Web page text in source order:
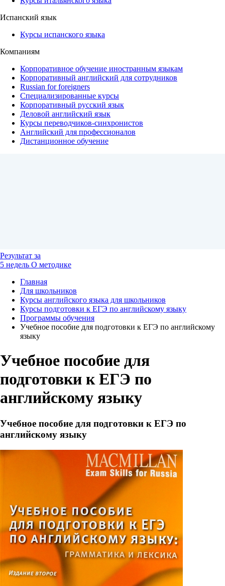
Испанский язык
Курсы испанского языка
Компаниям
Корпоративное обучение иностранным языкам
Корпоративный английский для сотрудников
Russian for foreigners
Специализированные курсы
Корпоративный русский язык
Деловой английский язык
Курсы переводчиков-синхронистов
Английский для профессионалов
Дистанционное обучение
Результат за
5 недель О методике
Главная
Для школьников
Курсы английского языка для школьников
Курсы подготовки к ЕГЭ по английскому языку
Программы обучения
Учебное пособие для подготовки к ЕГЭ по английскому
языку
Учебное пособие для
подготовки к ЕГЭ по
английскому языку
Учебное пособие для подготовки к ЕГЭ по
английскому языку